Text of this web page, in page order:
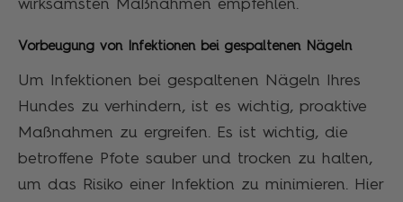
wirksamsten Maßnahmen empfehlen.
Vorbeugung von Infektionen bei gespaltenen Nägeln
Um Infektionen bei gespaltenen Nägeln Ihres
Hundes zu verhindern, ist es wichtig, proaktive
Maßnahmen zu ergreifen. Es ist wichtig, die
betroffene Pfote sauber und trocken zu halten,
um das Risiko einer Infektion zu minimieren. Hier